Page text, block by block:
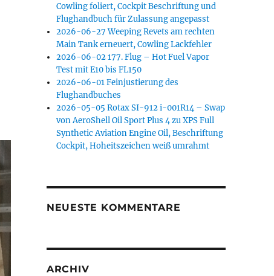
Cowling foliert, Cockpit Beschriftung und
Flughandbuch für Zulassung angepasst
2026-06-27 Weeping Revets am rechten
Main Tank erneuert, Cowling Lackfehler
2026-06-02 177. Flug – Hot Fuel Vapor
Test mit E10 bis FL150
2026-06-01 Feinjustierung des
Flughandbuches
2026-05-05 Rotax SI-912 i-001R14 – Swap
von AeroShell Oil Sport Plus 4 zu XPS Full
Synthetic Aviation Engine Oil, Beschriftung
Cockpit, Hoheitszeichen weiß umrahmt
NEUESTE KOMMENTARE
ARCHIV